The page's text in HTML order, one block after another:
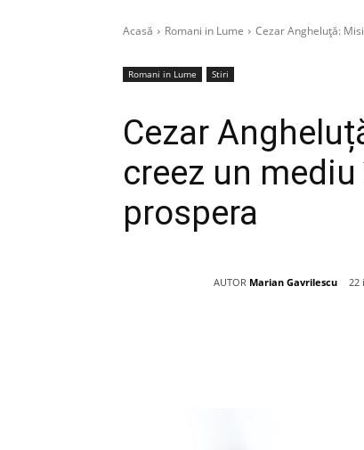
Acasă Romani in Lume Cezar Angheluță:
Romani in Lume Stiri
Cezar
creez un
prospera
AUTOR Marian Gavrilescu 22